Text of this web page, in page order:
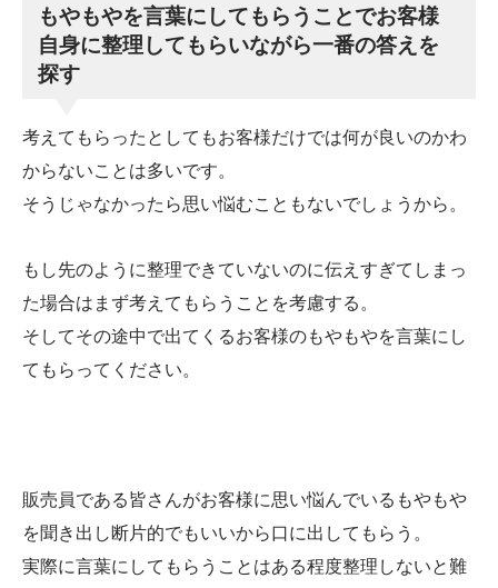
もやもやを言葉にしてもらうことでお客様
自身に整理してもらいながら一番の答えを
探す
考えてもらったとしてもお客様だけでは何が良いのかわ
からないことは多いです。
そうじゃなかったら思い悩むこともないでしょうから。
もし先のように整理できていないのに伝えすぎてしまっ
た場合はまず考えてもらうことを考慮する。
そしてその途中で出てくるお客様のもやもやを言葉にし
てもらってください。
販売員である皆さんがお客様に思い悩んでいるもやもや
を聞き出し断片的でもいいから口に出してもらう。
実際に言葉にしてもらうことはある程度整理しないと難